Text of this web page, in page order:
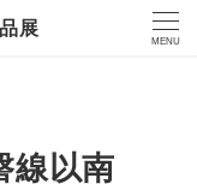
展
MENU
線以南